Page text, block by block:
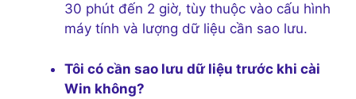
30 phút đến 2 giờ, tùy thuộc vào cấu hình
máy tính và lượng dữ liệu cần sao lưu.
Tôi có cần sao lưu dữ liệu trước khi cài
Win không?